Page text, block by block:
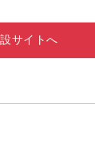
サイトへ